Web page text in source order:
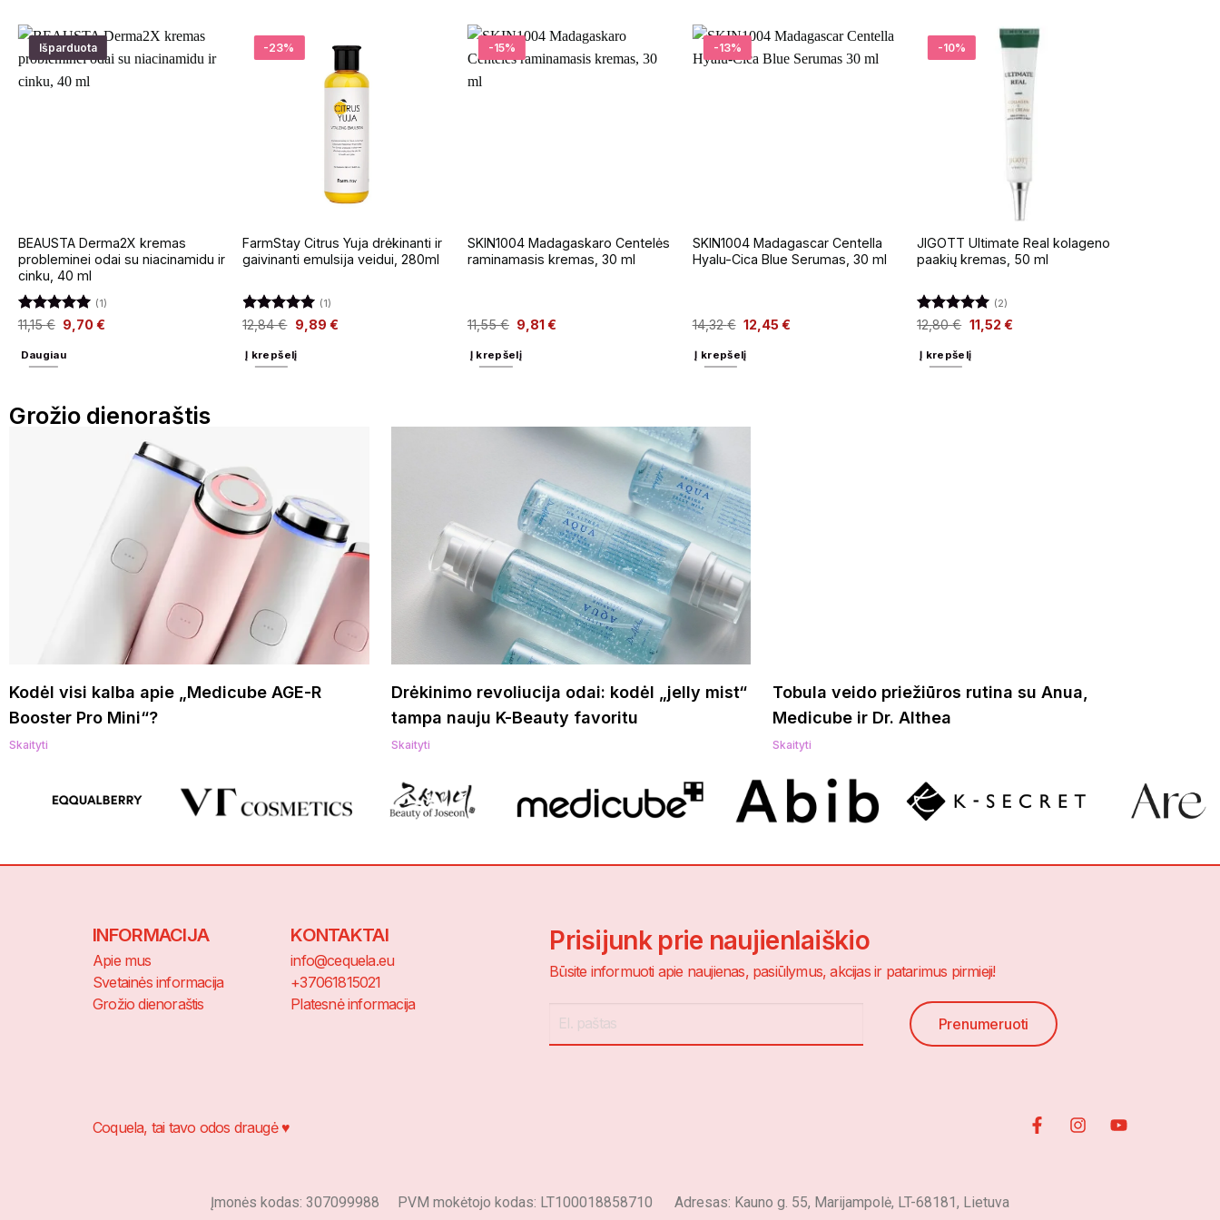
Išparduota
BEAUSTA Derma2X kremas
probleminei odai su niacinamidu ir
cinku, 40 ml
Įvertinimas:
(1)
11,15€ 9,70€
Daugiau
-23%
FarmStay Citrus Yuja drėkinanti ir
gaivinanti emulsija veidui, 280ml
Įvertinimas:
(1)
12,84€ 9,89 €
Į krepšelį
-15%
SKIN1004 Madagaskaro Centelės
raminamasis kremas, 30 ml
11,55€ 9,81€
Į krepšelį
-13%
SKIN1004 Madagascar Centella
Hyalu-Cica Blue Serumas, 30 ml
14,32€ 12,45 €
Į krepšelį
-10%
JIGOTT Ultimate Real kolageno
paakių kremas, 50 ml
Įvertinimas:
(2)
12,80€ 11,52 €
Į krepšelį
Grožio dienoraštis
Kodėl visi kalba apie „Medicube AGE-R
Booster Pro Mini“?
Skaityti
Drėkinimo revoliucija odai: kodėl „jelly mist“
tampa nauju K-Beauty favoritu
Skaityti
Tobula veido priežiūros rutina su Anua,
Medicube ir Dr. Althea
Skaityti
INFORMACIJA
Apie mus
Svetainės informacija
Grožio dienoraštis
KONTAKTAI
info@cequela.eu
+37061815021
Platesnė informacija
Prisijunk prie naujienlaiškio
Būsite informuoti apie naujienas, pasiūlymus, akcijas ir patarimus pirmieji!
Prenumeruoti
Coquela, tai tavo odos draugė ♥
Įmonės kodas: 307099988 PVM mokėtojo kodas: LT100018858710 Adresas: Kauno g. 55, Marijampolė, LT-68181, Lietuva